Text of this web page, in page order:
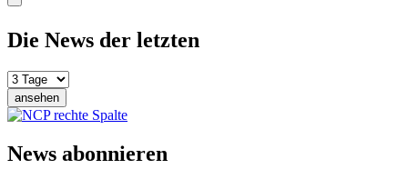
Die News der letzten
News abonnieren